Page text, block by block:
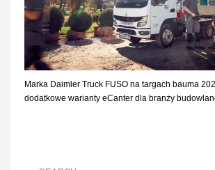
Marka Daimler Truck FUSO na targach bauma
dodatkowe warianty eCanter dla branży